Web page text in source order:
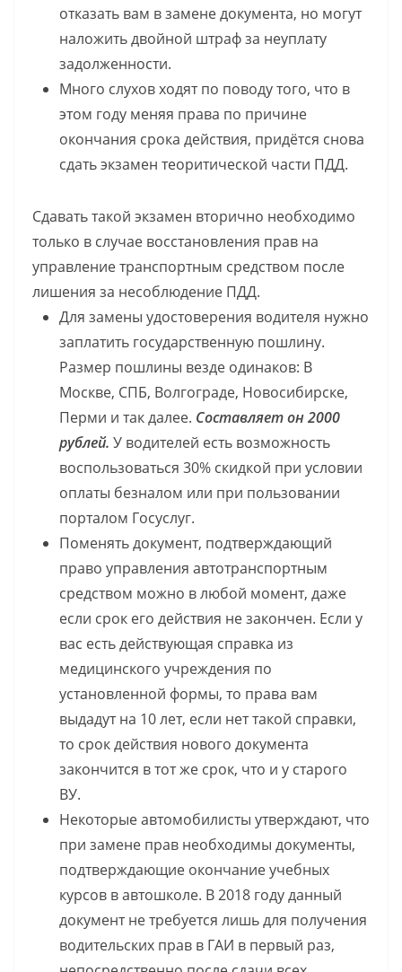
отказать вам в замене документа, но могут
наложить двойной штраф за неуплату
задолженности.
Много слухов ходят по поводу того, что в
этом году меняя права по причине
окончания срока действия, придётся снова
сдать экзамен теоритической части ПДД.
Сдавать такой экзамен вторично необходимо
только в случае восстановления прав на
управление транспортным средством после
лишения за несоблюдение ПДД.
Для замены удостоверения водителя нужно
заплатить государственную пошлину.
Размер пошлины везде одинаков: В
Москве, СПБ, Волгограде, Новосибирске,
Перми и так далее. Составляет он 2000
рублей. У водителей есть возможность
воспользоваться 30% скидкой при условии
оплаты безналом или при пользовании
порталом Госуслуг.
Поменять документ, подтверждающий
право управления автотранспортным
средством можно в любой момент, даже
если срок его действия не закончен. Если у
вас есть действующая справка из
медицинского учреждения по
установленной формы, то права вам
выдадут на 10 лет, если нет такой справки,
то срок действия нового документа
закончится в тот же срок, что и у старого
ВУ.
Некоторые автомобилисты утверждают, что
при замене прав необходимы документы,
подтверждающие окончание учебных
курсов в автошколе. В 2018 году данный
документ не требуется лишь для получения
водительских прав в ГАИ в первый раз,